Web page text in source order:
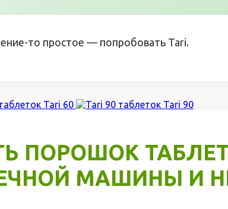
то простое — попробовать Tari.
Tari 60 Tari 90
ПОРОШОК
МАШИНЫ И